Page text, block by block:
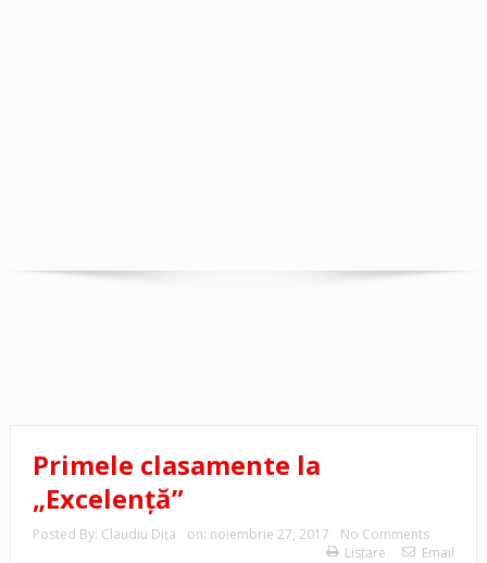
Primele clasamente la
„Excelenţă”
Posted By: Claudiu Diţa on: noiembrie 27, 2017
No Comments
Listare
Email